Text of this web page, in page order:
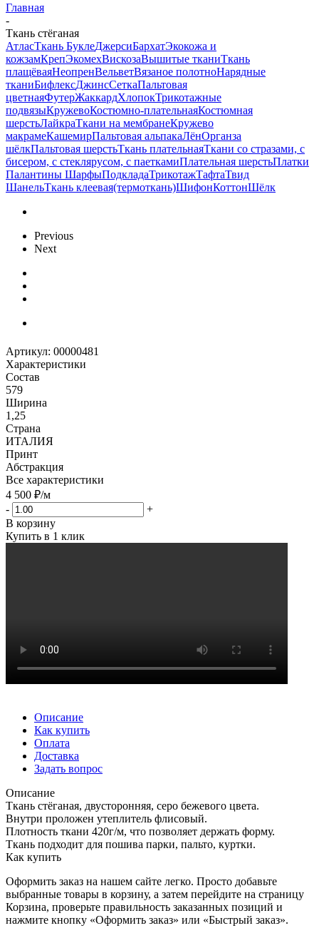
Главная
-
Ткань стёганая
АтласТкань БуклеДжерсиБархатЭкокожа и
кожзамКрепЭкомехВискозаВышитые тканиТкань
плащёваяНеопренВельветВязаное полотноНарядные
тканиБифлексДжинсСеткаПальтовая
цветнаяФутерЖаккардХлопокТрикотажные
подвязыКружевоКостюмно-плательнаяКостюмная
шерстьЛайкраТкани на мембранеКружево
макрамеКашемирПальтовая альпакаЛёнОрганза
шёлкПальтовая шерстьТкань плательнаяТкани со стразами, с
бисером, с стеклярусом, с паеткамиПлательная шерстьПлатки
Палантины ШарфыПодкладаТрикотажТафтаТвид
ШанельТкань клеевая(термоткань)ШифонКоттонШёлк
Previous
Next
Артикул: 00000481
Характеристики
Состав
579
Ширина
1,25
Страна
ИТАЛИЯ
Принт
Абстракция
Все характеристики
4 500 ₽/м
-
+
В корзину
Купить в 1 клик
Описание
Как купить
Оплата
Доставка
Задать вопрос
Описание
Ткань стёганая, двусторонняя, серо бежевого цвета.
Внутри проложен утеплитель флисовый.
Плотность ткани 420г/м, что позволяет держать форму.
Ткань подходит для пошива парки, пальто, куртки.
Как купить
Оформить заказ на нашем сайте легко. Просто добавьте
выбранные товары в корзину, а затем перейдите на страницу
Корзина, проверьте правильность заказанных позиций и
нажмите кнопку «Оформить заказ» или «Быстрый заказ».